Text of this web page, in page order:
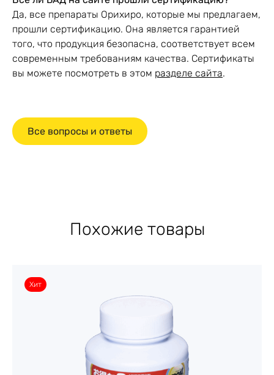
Да, все препараты Орихиро, которые мы предлагаем,
прошли сертификацию. Она является гарантией
того, что продукция безопасна, соответствует всем
современным требованиям качества. Сертификаты
вы можете посмотреть в этом разделе сайта.
Все вопросы и ответы
Похожие товары
Хит